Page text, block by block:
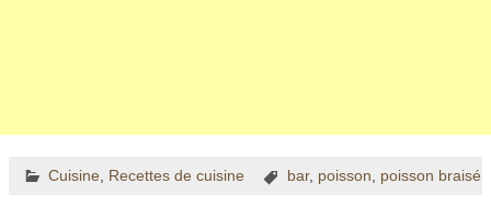
Cuisine Recettes de cuisine bar, poisson poisson braisé